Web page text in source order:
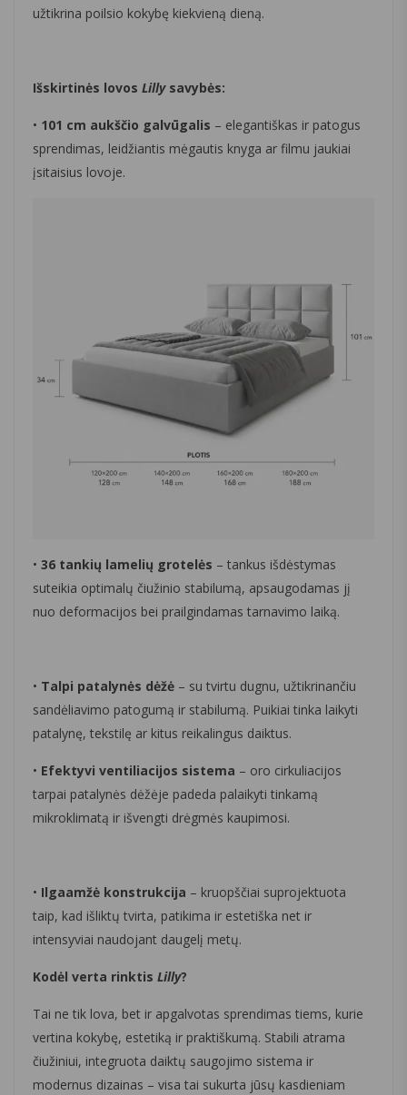
užtikrina poilsio kokybę kiekvieną dieną.
Išskirtinės lovos Lillysavybės:
• 101 cm aukščio galvūgalis – elegantiškas ir patogus
sprendimas, leidžiantis mėgautis knyga ar filmu jaukiai
įsitaisius lovoje.
• 36 tankių lamelių grotelės – tankus išdėstymas
suteikia optimalų čiužinio stabilumą, apsaugodamas jį
nuo deformacijos bei prailgindamas tarnavimo laiką.
• Talpi patalynės dėžė – su tvirtu dugnu, užtikrinančiu
sandėliavimo patogumą ir stabilumą. Puikiai tinka laikyti
patalynę, tekstilę ar kitus reikalingus daiktus.
• Efektyvi ventiliacijos sistema – oro cirkuliacijos
tarpai patalynės dėžėje padeda palaikyti tinkamą
mikroklimatą ir išvengti drėgmės kaupimosi.
• Ilgaamžė konstrukcija – kruopščiai suprojektuota
taip, kad išliktų tvirta, patikima ir estetiška net ir
intensyviai naudojant daugelį metų.
Kodėl verta rinktis Lilly?
Tai ne tik lova, bet ir apgalvotas sprendimas tiems, kurie
vertina kokybę, estetiką ir praktiškumą. Stabili atrama
čiužiniui, integruota daiktų saugojimo sistema ir
modernus dizainas – visa tai sukurta jūsų kasdieniam